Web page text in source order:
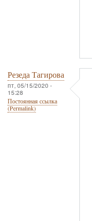
Резеда Тагирова
пт, 05/15/2020 -
15:28
Постоянная ссылка
(Permalink)